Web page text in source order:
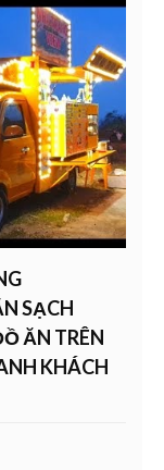
SẠCH
ĂN TRÊN
KHÁCH